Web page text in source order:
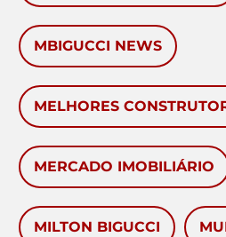
MBIGUCCI NEWS
MELHORES
MERCADO IMOBILIÁRIO
MILTON BIGUCCI